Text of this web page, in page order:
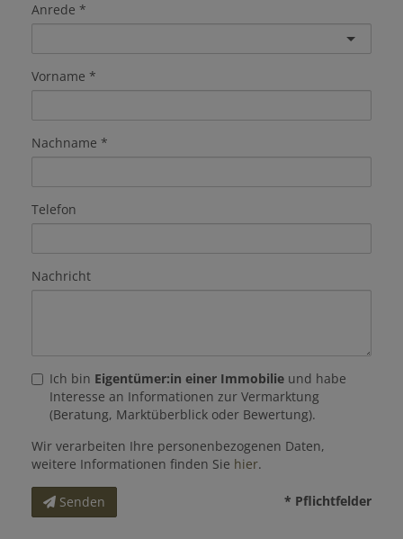
Anrede
Vorname
Nachname
Telefon
Nachricht
Ich bin Eigentümer:in einer Immobilie und habe
Interesse an Informationen zur Vermarktung
(Beratung, Marktüberblick oder Bewertung).
Wir verarbeiten Ihre personenbezogenen Daten,
weitere Informationen finden Sie hier.
Senden * Pflichtfelder